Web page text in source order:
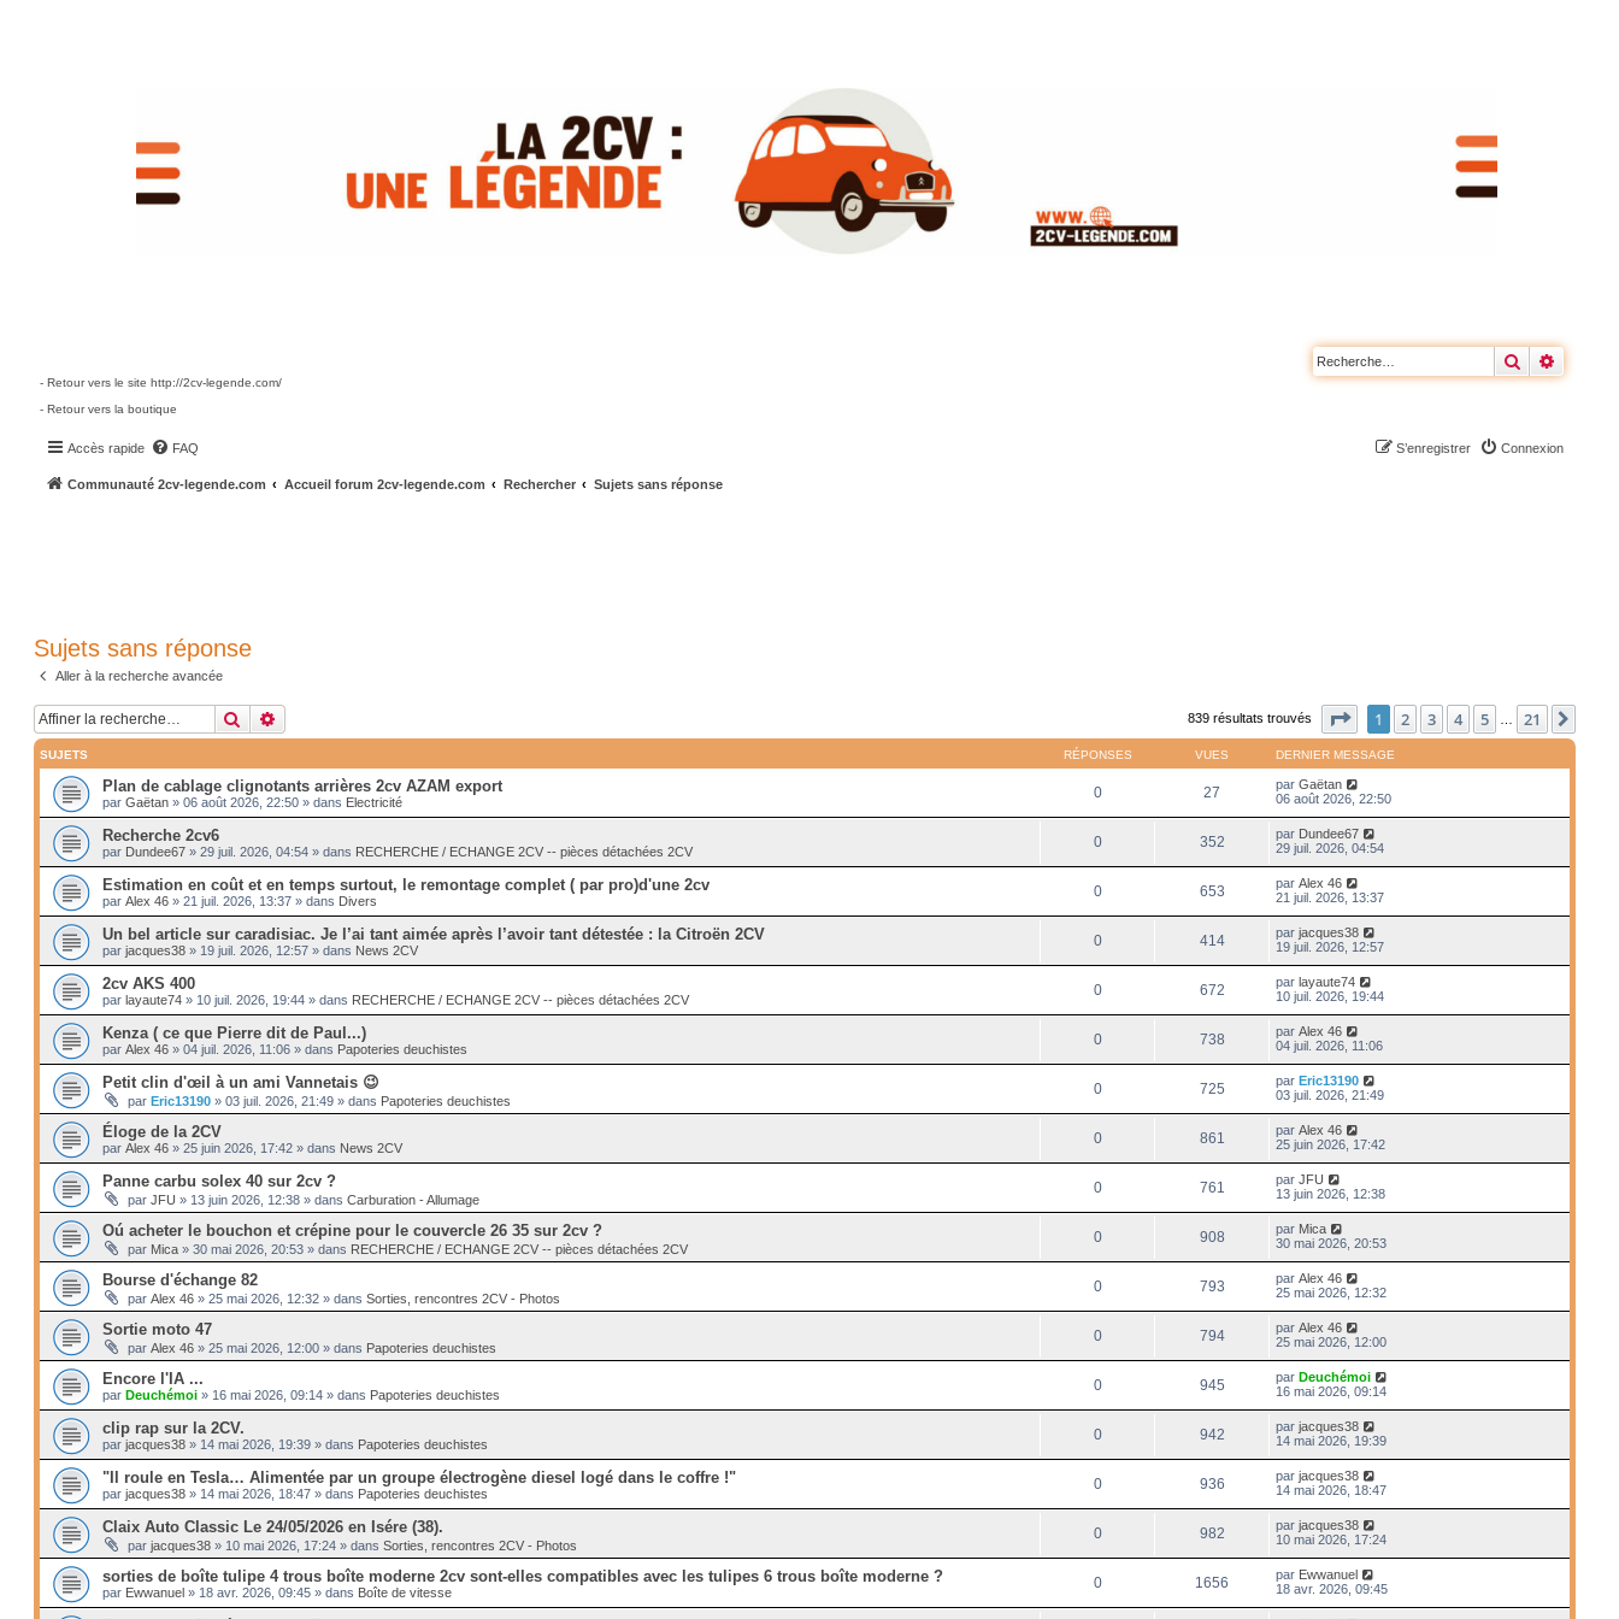
Rechercher
- Retour vers le site http://2cv-legende.com/
- Retour vers la boutique
Accès rapide FAQ Connexion
S’enregistrer
Communauté 2cv-legende.com Accueil forum 2cv-legende.com Rechercher Sujets sans réponse
Sujets sans réponse
Aller à la recherche avancée
Rechercher 839 résultats trouvés Page sur21
1 2 3 4 5 21
SUJETS RÉPONSES VUES DERNIER MESSAGE
Plan de cablage clignotants arrières 2cv AZAM export
par Gaëtan» 06 août 2026, 22:50» dans Electricité
0 27 parGaëtan
06 août 2026, 22:50
Recherche 2cv6
par Dundee67» 29 juil. 2026, 04:54» dans RECHERCHE / ECHANGE 2CV -- pièces détachées 2CV
0 352 par Dundee67
29 juil. 2026, 04:54
Estimation en coût et en temps surtout, le remontage complet ( par pro)d'une 2cv
par Alex 46» 21 juil. 2026, 13:37» dans Divers
0 653 parAlex 46
21 juil. 2026, 13:37
Un bel article sur caradisiac. Je l’ai tant aimée après l’avoir tant détestée : la Citroën 2CV
par jacques38» 19 juil. 2026, 12:57» dans News 2CV
0 414 parjacques38
19 juil. 2026, 12:57
2cv AKS 400
par layaute74» 10 juil. 2026, 19:44» dans RECHERCHE / ECHANGE 2CV -- pièces détachées 2CV
0 672 parlayaute74
10 juil. 2026, 19:44
Kenza ( ce que Pierre dit de Paul...)
par Alex 46» 04 juil. 2026, 11:06» dans Papoteries deuchistes
0 738 parAlex 46
04 juil. 2026, 11:06
Petit clin d'œil à un ami Vannetais 😉
par Eric13190» 03 juil. 2026, 21:49» dans Papoteries deuchistes
0 725 parEric13190
03 juil. 2026, 21:49
Éloge de la 2CV
par Alex 46» 25 juin 2026, 17:42» dans News 2CV
0 861 parAlex 46
25 juin 2026, 17:42
Panne carbu solex 40 sur 2cv ?
par JFU » 13 juin 2026, 12:38» dans Carburation - Allumage
0 761 parJFU
13 juin 2026, 12:38
Oú acheter le bouchon et crépine pour le couvercle 26 35 sur 2cv ?
par Mica» 30 mai 2026, 20:53» dans RECHERCHE / ECHANGE 2CV -- pièces détachées 2CV
0 908 par Mica
30 mai 2026, 20:53
Bourse d'échange 82
par Alex 46» 25 mai 2026, 12:32» dans Sorties, rencontres 2CV - Photos
0 793 parAlex 46
25 mai 2026, 12:32
Sortie moto 47
par Alex 46» 25 mai 2026, 12:00» dans Papoteries deuchistes
0 794 parAlex 46
25 mai 2026, 12:00
Encore l'IA ...
par Deuchémoi» 16 mai 2026, 09:14» dans Papoteries deuchistes
0 945 parDeuchémoi
16 mai 2026, 09:14
clip rap sur la 2CV.
par jacques38» 14 mai 2026, 19:39» dans Papoteries deuchistes
0 942 parjacques38
14 mai 2026, 19:39
"Il roule en Tesla… Alimentée par un groupe électrogène diesel logé dans le coffre !"
par jacques38» 14 mai 2026, 18:47» dans Papoteries deuchistes
0 936 parjacques38
14 mai 2026, 18:47
Claix Auto Classic Le 24/05/2026 en Isére (38).
par jacques38» 10 mai 2026, 17:24» dans Sorties, rencontres 2CV - Photos
0 982 parjacques38
10 mai 2026, 17:24
sorties de boîte tulipe 4 trous boîte moderne 2cv sont-elles compatibles avec les tulipes 6 trous boîte moderne ?
par Ewwanuel» 18 avr. 2026, 09:45» dans Boîte de vitesse
0 1656 par Ewwanuel
18 avr. 2026, 09:45